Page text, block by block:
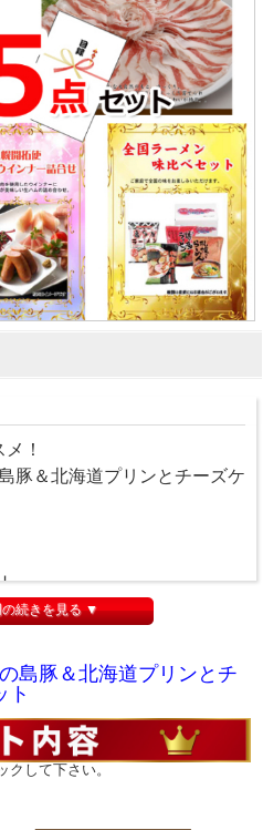
！
豚＆北海道プリンとチーズケ
ンナー詰合せ
ます。
続きを見る ▼
島豚＆北海道プリンとチ
ト
して下さい。